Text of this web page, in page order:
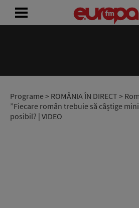
Programe> ROMÂNIA ÎN DIRECT >
”Fiecare român trebuie să câștige
posibil? | VIDEO
RADIO
CONCURSURI